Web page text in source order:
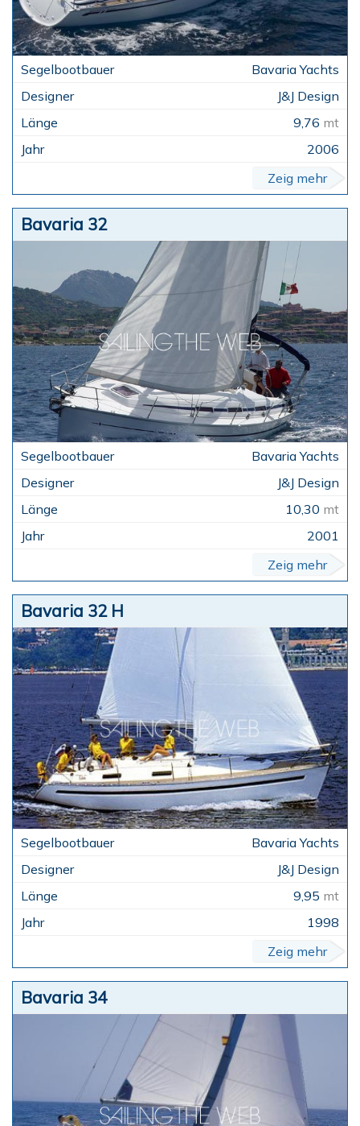
Bavaria Yachts
J&J Design
9,76 mt
2006
Zeig mehr
Bavaria 32
Bavaria Yachts
J&J Design
10,30 mt
2001
Zeig mehr
Bavaria 32 H
Bavaria Yachts
J&J Design
9,95 mt
1998
Zeig mehr
Bavaria 34